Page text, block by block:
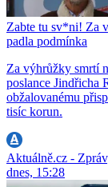
Zabte tu sv*ni! Za
padla podmínka
Za výhrůžky smrtí
poslance Jindřicha
obžalovanému
tisíc korun.
Aktuálně.cz -
dnes, 15:28